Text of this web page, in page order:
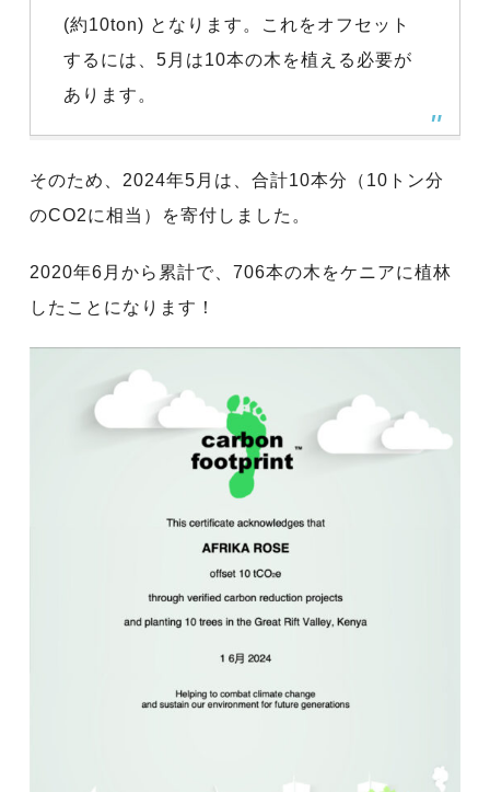
(約10ton) となります。これをオフセット
するには、5月は10本の木を植える必要が
あります。
そのため、2024年5月は、合計10本分（10トン分
のCO2に相当）を寄付しました。
2020年6月から累計で、706本の木をケニアに植林
したことになります！